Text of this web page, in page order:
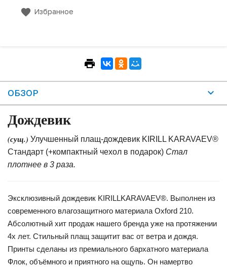
Избранное
ОБЗОР
Дождевик
(сущ.) Улучшенный плащ-дождевик KIRILL KARAVAEV®
Стандарт (+компактный чехол в подарок) Стал
плотнее в 3 раза.
Эксклюзивный дождевик KIRILLKARAVAEV®. Выполнен из
современного влагозащитного материала Oxford 210.
Абсолютный хит продаж нашего бренда уже на протяжении
4х лет. Стильный плащ защитит вас от ветра и дождя.
Принты сделаны из премиального бархатного материала
Флок, объёмного и приятного на ощупь. Он намертво